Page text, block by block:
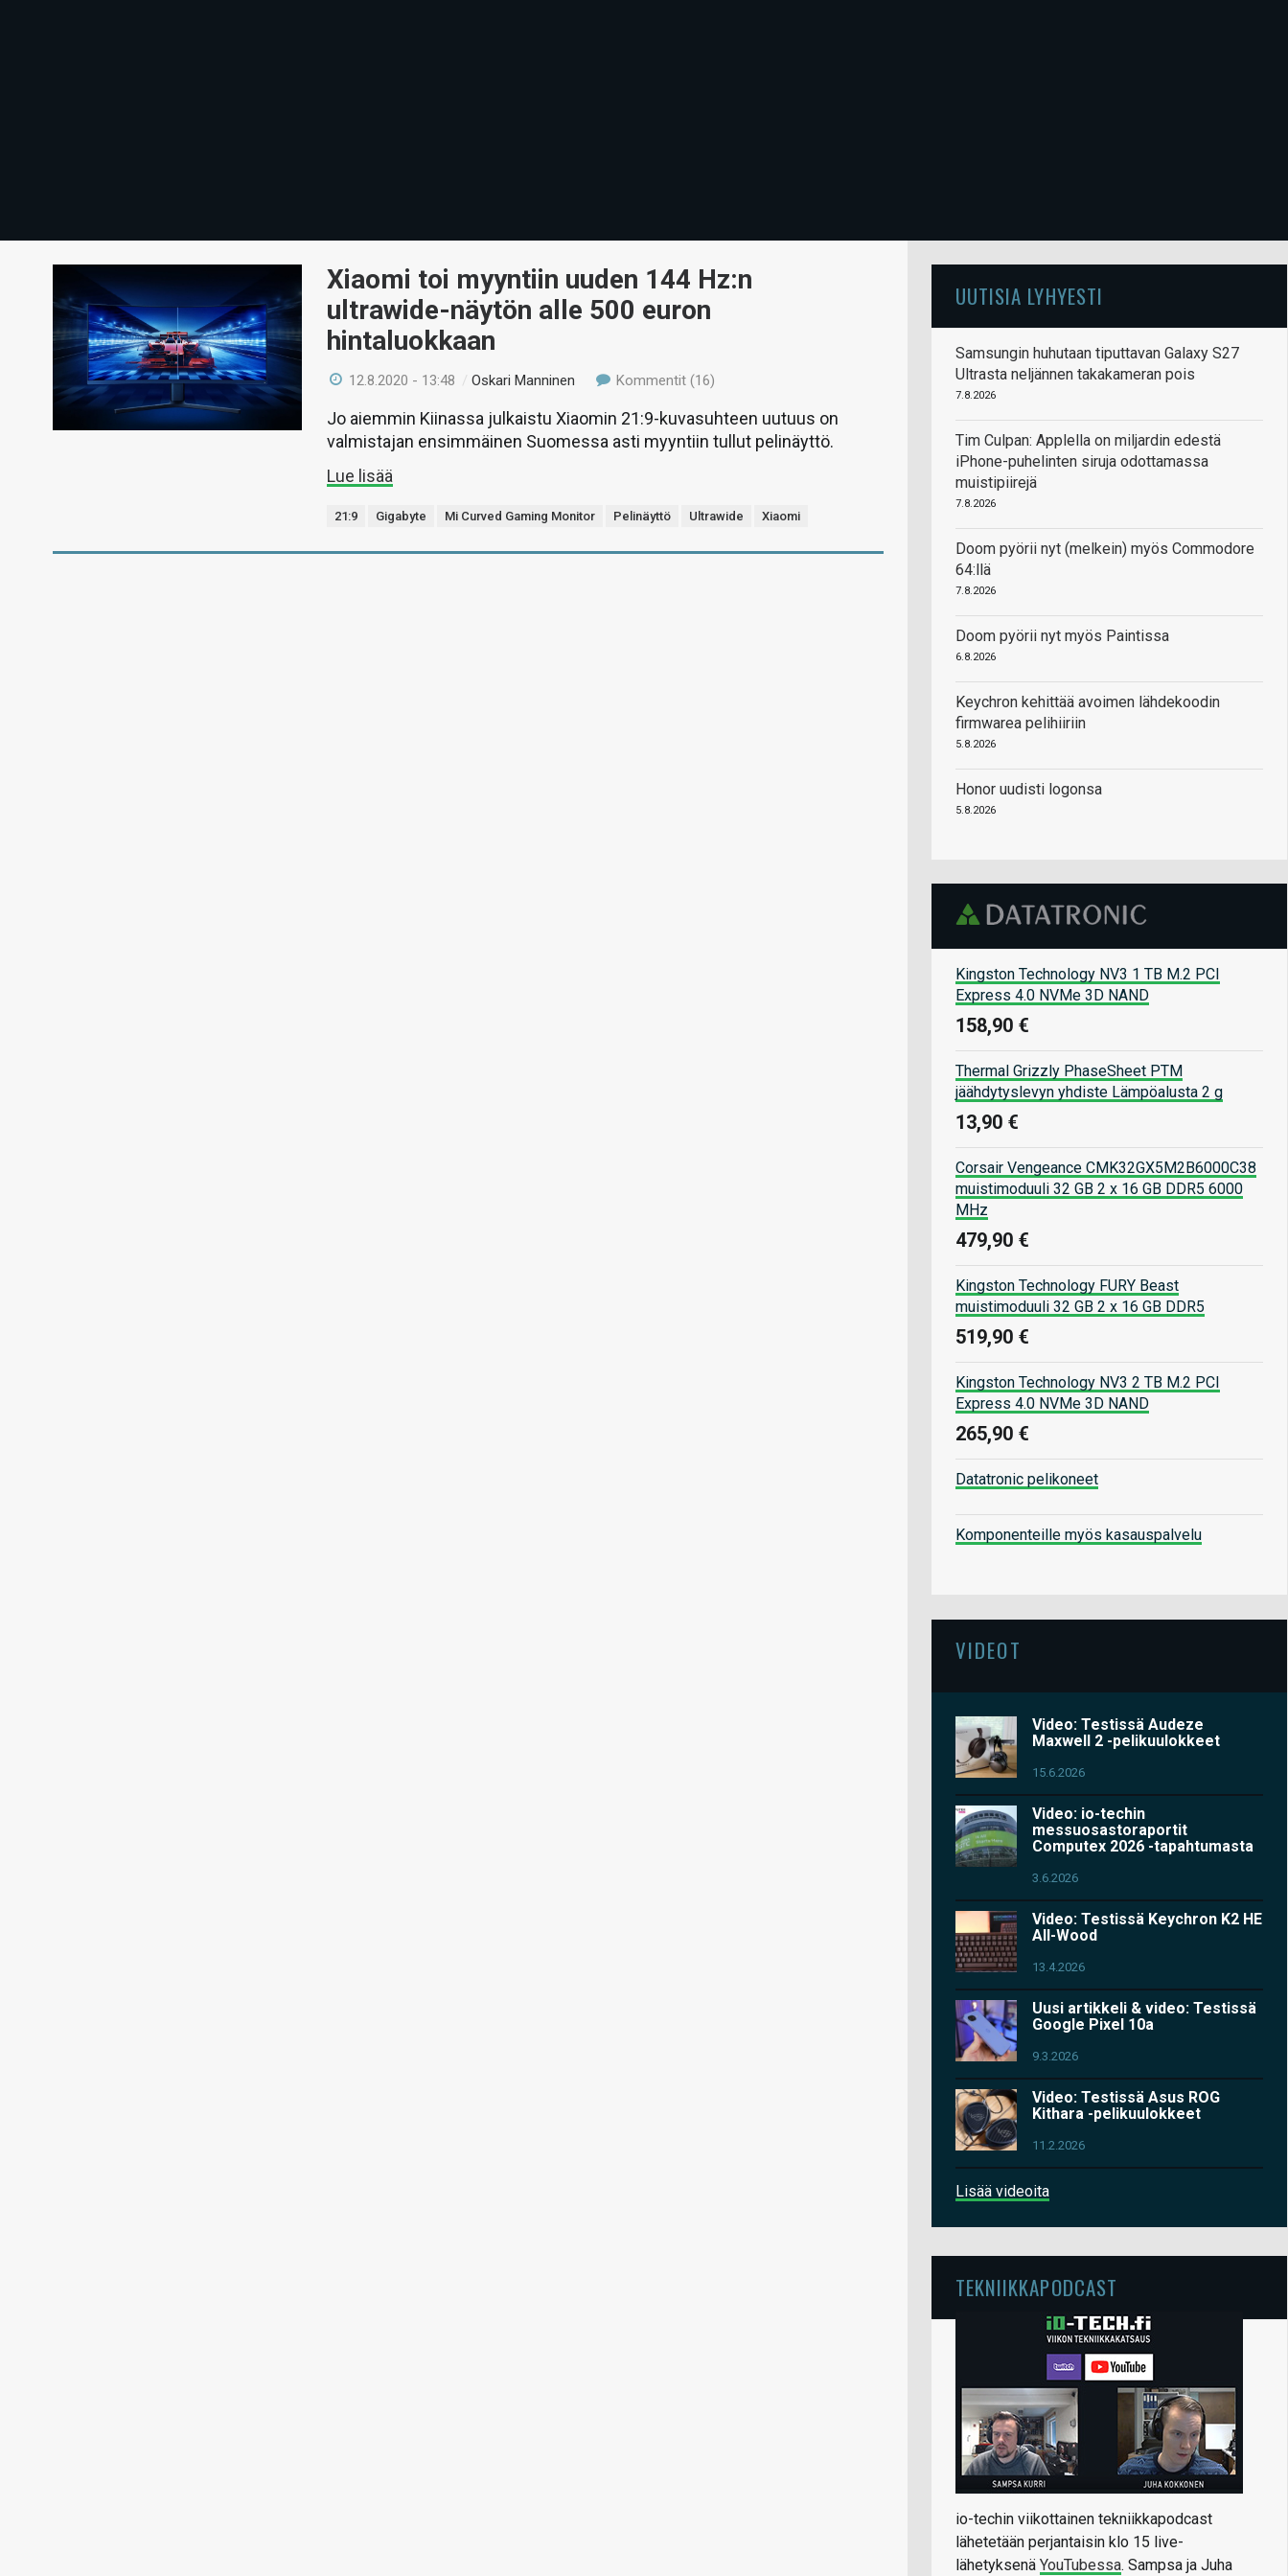
Xiaomi toi myyntiin uuden 144 Hz:n
ultrawide-näytön alle 500 euron
hintaluokkaan
12.8.2020 - 13:48 /Oskari Manninen Kommentit (16)
Jo aiemmin Kiinassa julkaistu Xiaomin 21:9-kuvasuhteen uutuus on
valmistajan ensimmäinen Suomessa asti myyntiin tullut pelinäyttö.
Lue lisää
21:9 Gigabyte Mi Curved Gaming Monitor Pelinäyttö Ultrawide Xiaomi
UUTISIA LYHYESTI
Samsungin huhutaan tiputtavan Galaxy S27
Ultrasta neljännen takakameran pois
7.8.2026
Tim Culpan: Applella on miljardin edestä
iPhone-puhelinten siruja odottamassa
muistipiirejä
7.8.2026
Doom pyörii nyt (melkein) myös Commodore
64:llä
7.8.2026
Doom pyörii nyt myös Paintissa
6.8.2026
Keychron kehittää avoimen lähdekoodin
firmwarea pelihiiriin
5.8.2026
Honor uudisti logonsa
5.8.2026
Kingston Technology NV3 1 TB M.2 PCI
Express 4.0 NVMe 3D NAND
158,90 €
Thermal Grizzly PhaseSheet PTM
jäähdytyslevyn yhdiste Lämpöalusta 2 g
13,90 €
Corsair Vengeance CMK32GX5M2B6000C38
muistimoduuli 32 GB 2 x 16 GB DDR5 6000
MHz
479,90 €
Kingston Technology FURY Beast
muistimoduuli 32 GB 2 x 16 GB DDR5
519,90 €
Kingston Technology NV3 2 TB M.2 PCI
Express 4.0 NVMe 3D NAND
265,90 €
Datatronic pelikoneet
Komponenteille myös kasauspalvelu
VIDEOT
Video: Testissä Audeze
Maxwell 2 -pelikuulokkeet
15.6.2026
Video: io-techin
messuosastoraportit
Computex 2026 -tapahtumasta
3.6.2026
Video: Testissä Keychron K2 HE
All-Wood
13.4.2026
Uusi artikkeli & video: Testissä
Google Pixel 10a
9.3.2026
Video: Testissä Asus ROG
Kithara -pelikuulokkeet
11.2.2026
Lisää videoita
TEKNIIKKAPODCAST
io-techin viikottainen tekniikkapodcast
lähetetään perjantaisin klo 15 live-
lähetyksenä YouTubessa. Sampsa ja Juha